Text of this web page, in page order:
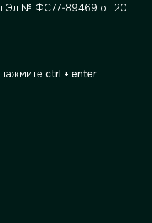
Эл № ФС77-89469 от 20
ctrl + enter